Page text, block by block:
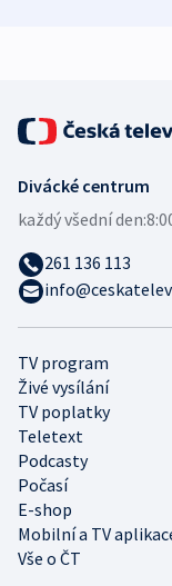
TV program
Živé vysílání
TV poplatky
Teletext
Podcasty
Počasí
E-shop
Mobilní a TV
Vše o ČT
Divácké centrum
každý všední den:
261 136 113